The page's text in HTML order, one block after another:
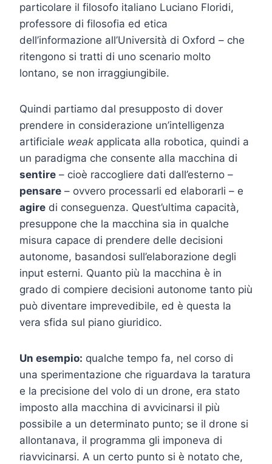
particolare il filosofo italiano Luciano Floridi,
professore di filosofia ed etica
dell’informazione all’Università di Oxford – che
ritengono si tratti di uno scenario molto
lontano, se non irraggiungibile.
Quindi partiamo dal presupposto di dover
prendere in considerazione un’intelligenza
artificiale weak applicata alla robotica, quindi a
un paradigma che consente alla macchina di
sentire – cioè raccogliere dati dall’esterno –
pensare – ovvero processarli ed elaborarli – e
agire di conseguenza. Quest’ultima capacità,
presuppone che la macchina sia in qualche
misura capace di prendere delle decisioni
autonome, basandosi sull’elaborazione degli
input esterni. Quanto più la macchina è in
grado di compiere decisioni autonome tanto più
può diventare imprevedibile, ed è questa la
vera sfida sul piano giuridico.
Un esempio: qualche tempo fa, nel corso di
una sperimentazione che riguardava la taratura
e la precisione del volo di un drone, era stato
imposto alla macchina di avvicinarsi il più
possibile a un determinato punto; se il drone si
allontanava, il programma gli imponeva di
riavvicinarsi. A un certo punto si è notato che,